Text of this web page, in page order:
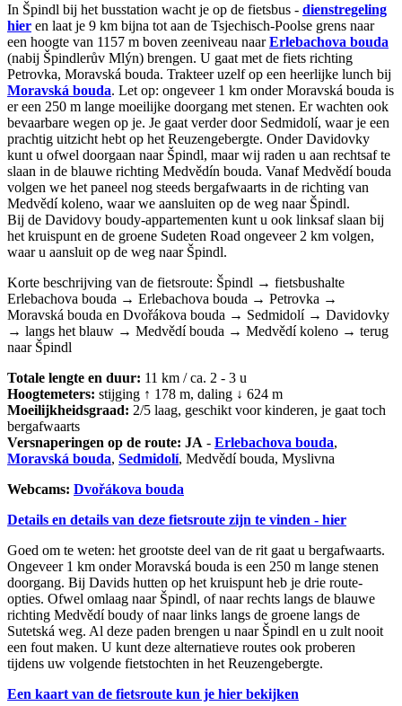
In Špindl bij het busstation wacht je op de fietsbus - dienstregeling
hier en laat je 9 km bijna tot aan de Tsjechisch-Poolse grens naar
een hoogte van 1157 m boven zeeniveau naarErlebachova bouda
(nabij Špindlerův Mlýn) brengen. U gaat met de fiets richting
Petrovka, Moravská bouda. Trakteer uzelf op een heerlijke lunch bij
Moravská bouda. Let op: ongeveer 1 km onder Moravská bouda is
er een 250 m lange moeilijke doorgang met stenen. Er wachten ook
bevaarbare wegen op je. Je gaat verder door Sedmidolí, waar je een
prachtig uitzicht hebt op het Reuzengebergte. Onder Davidovky
kunt u ofwel doorgaan naar Špindl, maar wij raden u aan rechtsaf te
slaan in de blauwe richting Medvědín bouda. Vanaf Medvědí bouda
volgen we het paneel nog steeds bergafwaarts in de richting van
Medvědí koleno, waar we aansluiten op de weg naar Špindl.
Bij de Davidovy boudy-appartementen kunt u ook linksaf slaan bij
het kruispunt en de groene Sudeten Road ongeveer 2 km volgen,
waar u aansluit op de weg naar Špindl.
Korte beschrijving van de fietsroute: Špindl → fietsbushalte
Erlebachova bouda → Erlebachova bouda → Petrovka →
Moravská bouda en Dvořákova bouda → Sedmidolí → Davidovky
→ langs het blauw → Medvědí bouda → Medvědí koleno → terug
naar Špindl
Totale lengte en duur: 11 km / ca. 2 - 3 u
Hoogtemeters: stijging ↑ 178 m, daling ↓ 624 m
Moeilijkheidsgraad: 2/5 laag, geschikt voor kinderen, je gaat toch
bergafwaarts
Versnaperingen op de route: JA - Erlebachova bouda,
Moravská bouda, Sedmidolí, Medvědí bouda, Myslivna
Webcams: Dvořákova bouda
Details en details van deze fietsroute zijn te vinden - hier
Goed om te weten: het grootste deel van de rit gaat u bergafwaarts.
Ongeveer 1 km onder Moravská bouda is een 250 m lange stenen
doorgang. Bij Davids hutten op het kruispunt heb je drie route-
opties. Ofwel omlaag naar Špindl, of naar rechts langs de blauwe
richting Medvědí boudy of naar links langs de groene langs de
Sutetská weg. Al deze paden brengen u naar Špindl en u zult nooit
een fout maken. U kunt deze alternatieve routes ook proberen
tijdens uw volgende fietstochten in het Reuzengebergte.
Een kaart van de fietsroute kun je hier bekijken